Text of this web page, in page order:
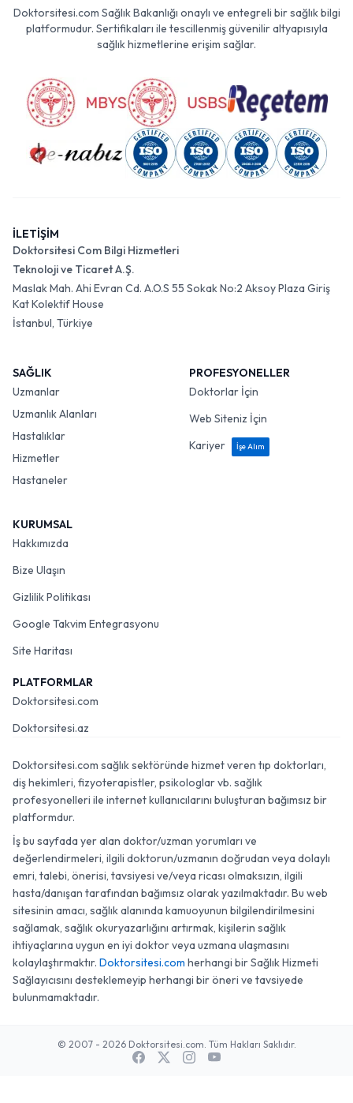
Doktorsitesi.com Sağlık Bakanlığı onaylı ve entegreli bir sağlık bilgi
platformudur. Sertifikaları ile tescillenmiş güvenilir altyapısıyla
sağlık hizmetlerine erişim sağlar.
İLETİŞİM
Doktorsitesi Com Bilgi Hizmetleri
Teknoloji ve Ticaret A.Ş.
Maslak Mah. Ahi Evran Cd. A.O.S 55 Sokak No:2 Aksoy Plaza Giriş
Kat Kolektif House
İstanbul, Türkiye
SAĞLIK
Uzmanlar
Uzmanlık Alanları
Hastalıklar
Hizmetler
Hastaneler
PROFESYONELLER
Doktorlar İçin
Web Siteniz İçin
Kariyer
İşe Alım
KURUMSAL
Hakkımızda
Bize Ulaşın
Gizlilik Politikası
Google Takvim Entegrasyonu
Site Haritası
PLATFORMLAR
Doktorsitesi.com
Doktorsitesi.az
Doktorsitesi.com sağlık sektöründe hizmet veren tıp doktorları,
diş hekimleri, fizyoterapistler, psikologlar vb. sağlık
profesyonelleri ile internet kullanıcılarını buluşturan bağımsız bir
platformdur.
İş bu sayfada yer alan doktor/uzman yorumları ve
değerlendirmeleri, ilgili doktorun/uzmanın doğrudan veya dolaylı
emri, talebi, önerisi, tavsiyesi ve/veya ricası olmaksızın, ilgili
hasta/danışan tarafından bağımsız olarak yazılmaktadır. Bu web
sitesinin amacı, sağlık alanında kamuoyunun bilgilendirilmesini
sağlamak, sağlık okuryazarlığını artırmak, kişilerin sağlık
ihtiyaçlarına uygun en iyi doktor veya uzmana ulaşmasını
kolaylaştırmaktır. Doktorsitesi.com herhangi bir Sağlık Hizmeti
Sağlayıcısını desteklemeyip herhangi bir öneri ve tavsiyede
bulunmamaktadır.
© 2007 - 2026 Doktorsitesi.com. Tüm Hakları Saklıdır.